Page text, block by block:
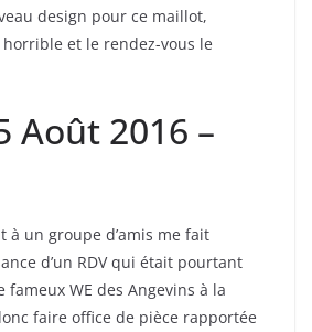
design pour ce maillot,
et le rendez-vous le
Août 2016 –
à un groupe d’amis me fait
d’un RDV qui était pourtant
WE des Angevins à la
faire office de pièce rapportée